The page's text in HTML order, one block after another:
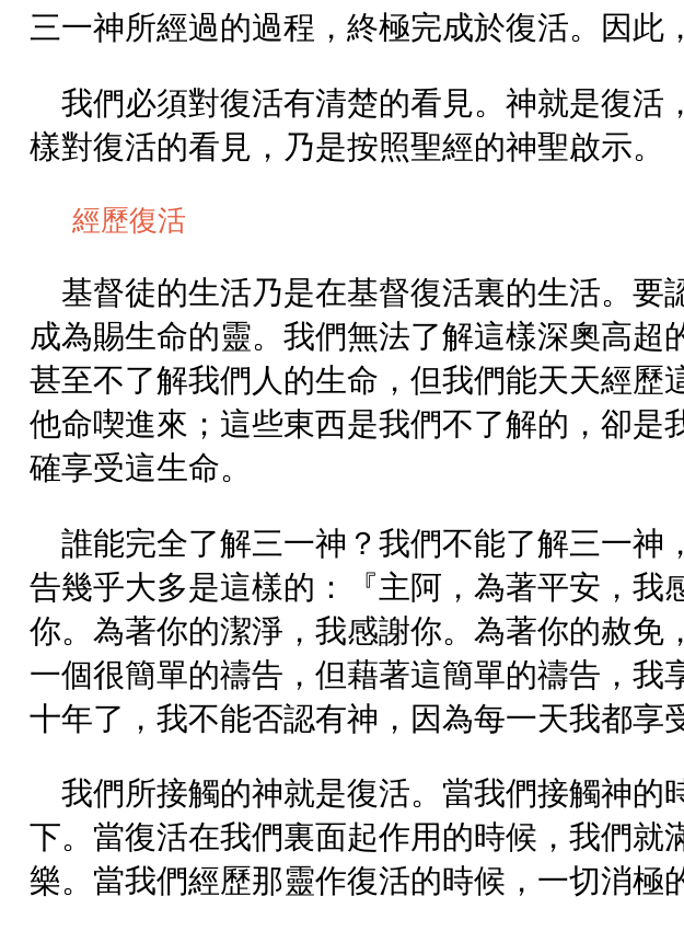
三一神所經過的過程，終極完成於復活。因此
我們必須對復活有清楚的看見。神就是復
樣對復活的看見，乃是按照聖經的神聖啟示。
經歷復活
基督徒的生活乃是在基督復活裏的生活。
成為賜生命的靈。我們無法了解這樣深奧高
甚至不了解我們人的生命，但我們能天天經
他命喫進來；這些東西是我們不了解的，卻
確享受這生命。
誰能完全了解三一神？我們不能了解三一
告幾乎大多是這樣的：『主阿，為著平安，
你。為著你的潔淨，我感謝你。為著你的赦
一個很簡單的禱告，但藉著這簡單的禱告，
十年了，我不能否認有神，因為每一天我都享
我們所接觸的神就是復活。當我們接觸神
下。當復活在我們裏面起作用的時候，我們
樂。當我們經歷那靈作復活的時候，一切消極